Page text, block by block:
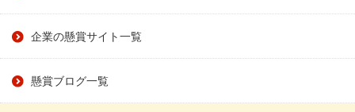
企業の懸賞サイト一覧
懸賞ブログ一覧